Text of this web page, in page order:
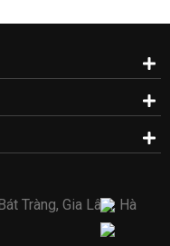
Tràng, Gia Lâm, Hà